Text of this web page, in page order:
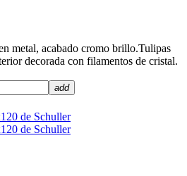
metal, acabado cromo brillo.Tulipas
decorada con filamentos de cristal.
add